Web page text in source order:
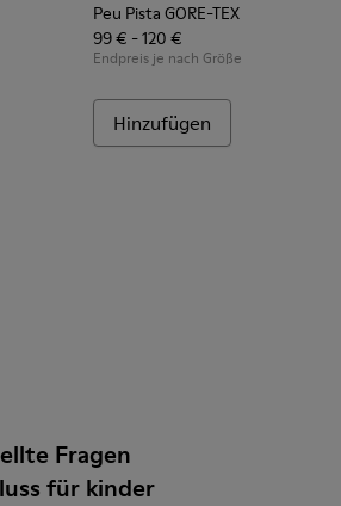
Peu Pista GORE-TEX
99 € - 120 €
Endpreis je nach Größe
Hinzufügen
Fragen
für kinder